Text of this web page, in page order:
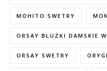
MOHITO SWETRY
ORSAY BLUZKI DAMSKIE
ORSAY SWETRY